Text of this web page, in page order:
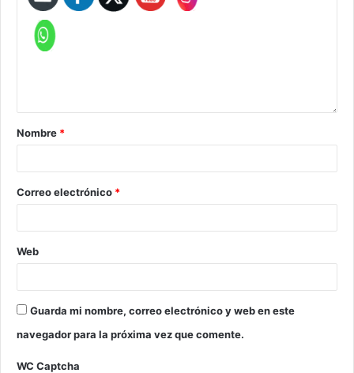
Nombre *
Correo electrónico *
Web
Guarda mi nombre, correo electrónico y web en este
navegador para la próxima vez que comente.
WC Captcha